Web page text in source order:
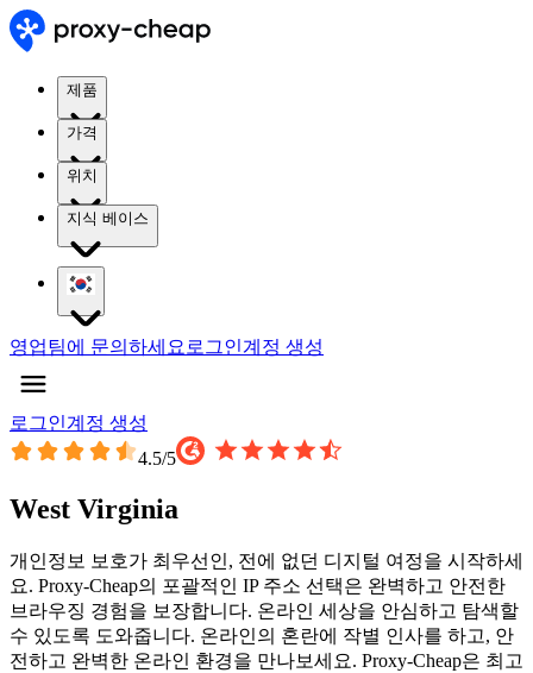
제품
가격
위치
지식 베이스
영업팀에 문의하세요 로그인계정 생성
로그인계정 생성
4.5/5
West Virginia
개인정보 보호가 최우선인, 전에 없던 디지털 여정을 시작하세
요. Proxy-Cheap의 포괄적인 IP 주소 선택은 완벽하고 안전한
브라우징 경험을 보장합니다. 온라인 세상을 안심하고 탐색할
수 있도록 도와줍니다. 온라인의 혼란에 작별 인사를 하고, 안
전하고 완벽한 온라인 환경을 만나보세요. Proxy-Cheap은 최고